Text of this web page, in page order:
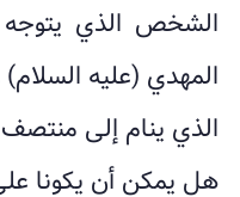
الشخص الذي
المهدي (عليه
الذي ينام إلى منتصف
هل يمكن أن يكونا